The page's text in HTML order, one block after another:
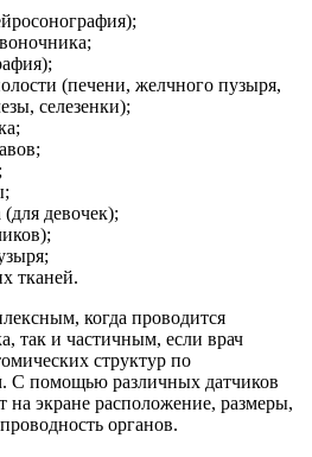
(печени, желчного пузыря,
селезенки);
(для девочек);
тканей.
когда проводится
так и частичным, если врач
структур по
С помощью различных датчиков
на экране расположение, размеры,
органов.